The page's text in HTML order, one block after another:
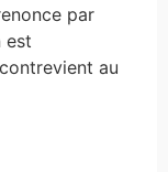
par
est
au